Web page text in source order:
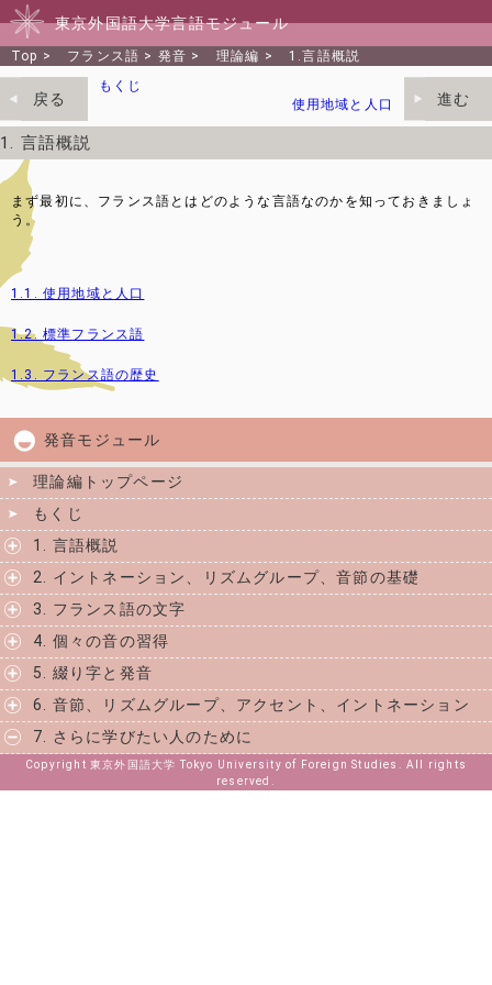
東京外国語大学言語モジュール
Top > フランス語 > 発音 > 理論編 > 1.言語概説
発音モジュール
理論編トップページ
もくじ
1. 言語概説
2. イントネーション、リズムグループ、音節の基礎
3. フランス語の文字
4. 個々の音の習得
5. 綴り字と発音
6. 音節、リズムグループ、アクセント、イントネーション
7. さらに学びたい人のために
戻る
もくじ
進む
使用地域と人口
1. 言語概説
まず最初に、フランス語とはどのような言語なのかを知っておきましょ
う。
1.1. 使用地域と人口
1.2. 標準フランス語
1.3. フランス語の歴史
Copyright 東京外国語大学 Tokyo University of Foreign Studies. All rights
reserved.